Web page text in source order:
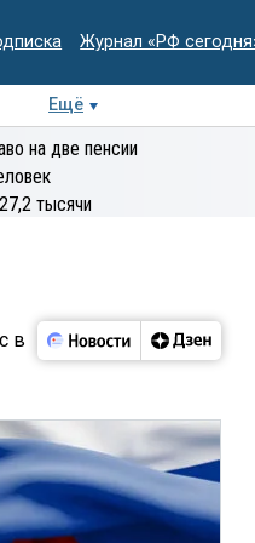
Журнал «РФ
Ещё
Деловая
на две пенсии
тысячи
в